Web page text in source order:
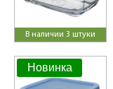
В наличии 3 штуки
Новинка